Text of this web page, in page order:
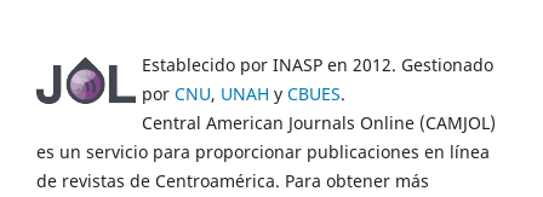
Establecido por INASP en 2012. Gestionado
por CNU, UNAH y CBUES.
Central American Journals Online (CAMJOL)
es un servicio para proporcionar publicaciones en línea
de revistas de Centroamérica. Para obtener más